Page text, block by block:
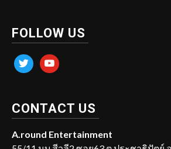
FOLLOW US
twitter youtube
CONTACT US
A.round Entertainment